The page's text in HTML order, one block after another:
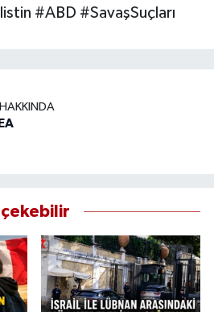
#ABD #SavaşSuçları
çekebilir